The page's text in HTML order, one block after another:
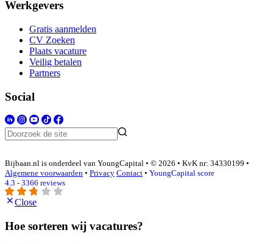
Werkgevers
Gratis aanmelden
CV Zoeken
Plaats vacature
Veilig betalen
Partners
Social
Bijbaan.nl is onderdeel van YoungCapital • © 2026 • KvK nr: 34330199 •
Algemene voorwaarden • Privacy Contact • YoungCapital score
4.3 - 3366 reviews
Close
Hoe sorteren wij vacatures?